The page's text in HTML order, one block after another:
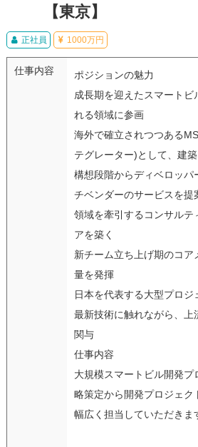
【東京】
正社員 1000万円
仕事内容
ポジションの魅力
成長期を迎えたスマートビ
れる領域に参画
海外で確立されつつある
テグレーター)として、建
構想段階からディベロッ
チベンダーのサービスを提
領域を牽引するコンサルテ
アを築く
新チーム立ち上げ期のコ
量を発揮
日本を代表する大型プロ
最新技術に触れながら、上
関与
仕事内容
大規模スマートビル開発
略策定から開発プロジェ
幅広く担当していただきま